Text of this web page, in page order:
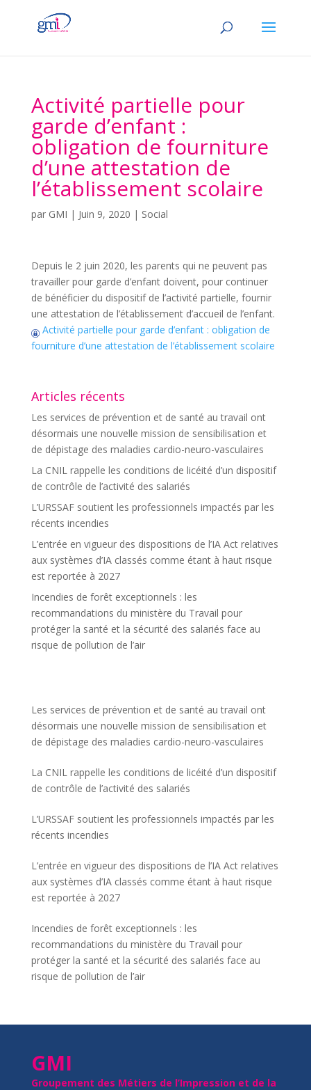
Activité partielle pour
garde d’enfant :
obligation de fourniture
d’une attestation de
l’établissement scolaire
par GMI | Juin 9, 2020 | Social
Depuis le 2 juin 2020, les parents qui ne peuvent pas
travailler pour garde d’enfant doivent, pour continuer
de bénéficier du dispositif de l’activité partielle, fournir
une attestation de l’établissement d’accueil de l’enfant.
Activité partielle pour garde d’enfant : obligation de
fourniture d’une attestation de l’établissement scolaire
Articles récents
Les services de prévention et de santé au travail ont
désormais une nouvelle mission de sensibilisation et
de dépistage des maladies cardio-neuro-vasculaires
La CNIL rappelle les conditions de licéité d’un dispositif
de contrôle de l’activité des salariés
L’URSSAF soutient les professionnels impactés par les
récents incendies
L’entrée en vigueur des dispositions de l’IA Act relatives
aux systèmes d’IA classés comme étant à haut risque
est reportée à 2027
Incendies de forêt exceptionnels : les
recommandations du ministère du Travail pour
protéger la santé et la sécurité des salariés face au
risque de pollution de l’air
Les services de prévention et de santé au travail ont
désormais une nouvelle mission de sensibilisation et
de dépistage des maladies cardio-neuro-vasculaires
La CNIL rappelle les conditions de licéité d’un dispositif
de contrôle de l’activité des salariés
L’URSSAF soutient les professionnels impactés par les
récents incendies
L’entrée en vigueur des dispositions de l’IA Act relatives
aux systèmes d’IA classés comme étant à haut risque
est reportée à 2027
Incendies de forêt exceptionnels : les
recommandations du ministère du Travail pour
protéger la santé et la sécurité des salariés face au
risque de pollution de l’air
GMI
Groupement des Métiers de l’Impression et de la